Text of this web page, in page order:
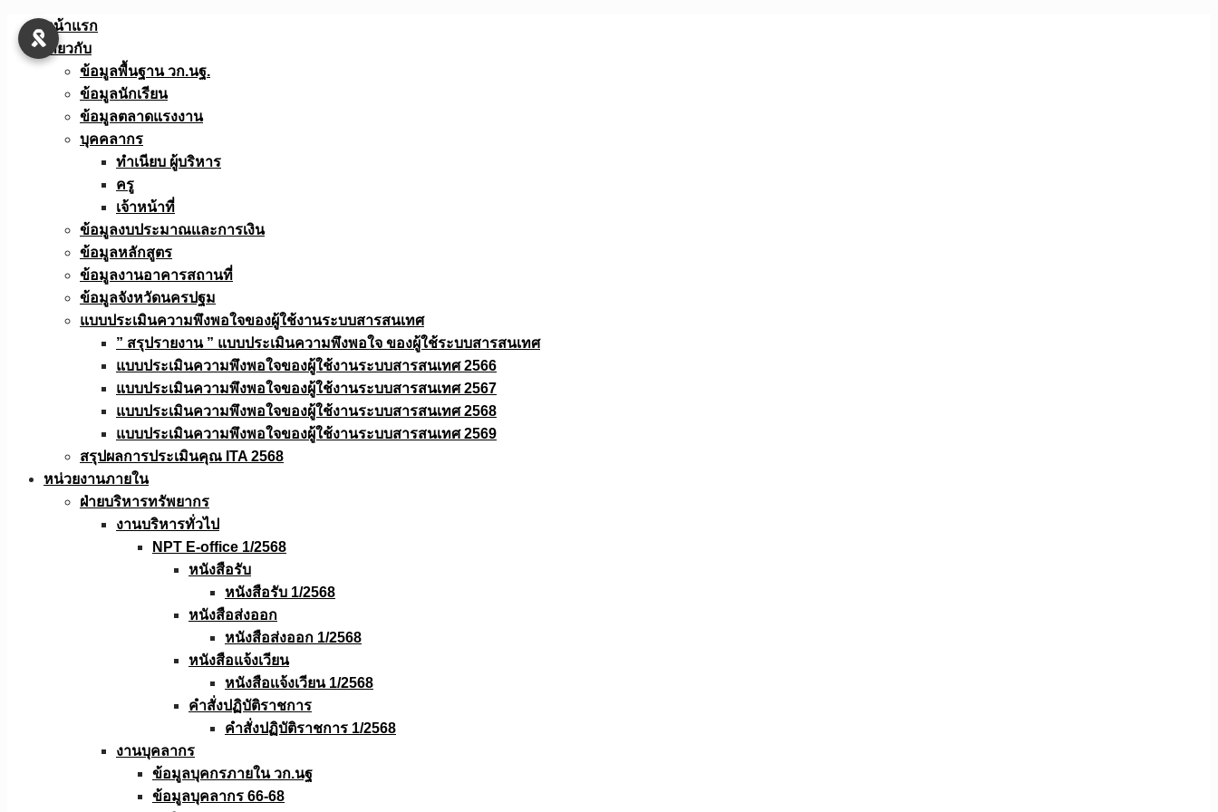
Skip
หน้าแรก
เกี่ยวกับ
ข้อมูลพื้นฐาน วก.นฐ.
ข้อมูลนักเรียน
ข้อมูลตลาดแรงงาน
บุคคลากร
ทำเนียบ ผู้บริหาร
ครู
เจ้าหน้าที่
ข้อมูลงบประมาณเเละการเงิน
ข้อมูลหลักสูตร
ข้อมูลงานอาคารสถานที่
ข้อมูลจังหวัดนครปฐม
แบบประเมินความพึงพอใจของผู้ใช้งานระบบสารสนเทศ
” สรุปรายงาน ” แบบประเมินความพึงพอใจ ของผู้ใช้ระบบสารสนเทศ
แบบประเมินความพึงพอใจของผู้ใช้งานระบบสารสนเทศ 2566
แบบประเมินความพึงพอใจของผู้ใช้งานระบบสารสนเทศ 2567
แบบประเมินความพึงพอใจของผู้ใช้งานระบบสารสนเทศ 2568
แบบประเมินความพึงพอใจของผู้ใช้งานระบบสารสนเทศ 2569
สรุปผลการประเมินคุณ ITA 2568
หน่วยงานภายใน
ฝ่ายบริหารทรัพยากร
งานบริหารทั่วไป
NPT E-office 1/2568
หนังสือรับ
หนังสือรับ 1/2568
หนังสือส่งออก
หนังสือส่งออก 1/2568
หนังสือแจ้งเวียน
หนังสือเเจ้งเวียน 1/2568
คำสั่งปฏิบัติราชการ
คำสั่งปฏิบัติราชการ 1/2568
งานบุคลากร
ข้อมูลบุคกรภายใน วก.นฐ
ข้อมูลบุคลากร 66-68